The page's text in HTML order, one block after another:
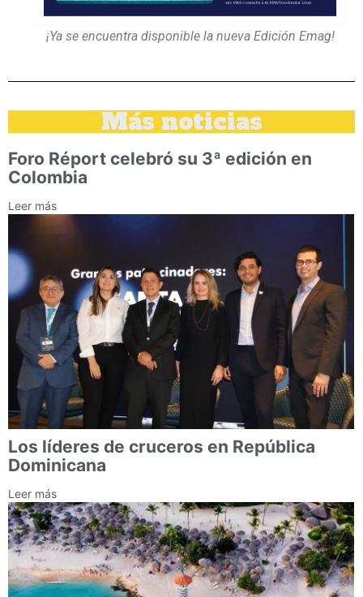
¡Ya se encuentra disponible la nueva Edición Emag!
Más noticias
Foro Réport celebró su 3ª edición en
Colombia
Leer más
Los líderes de cruceros en República
Dominicana
Leer más